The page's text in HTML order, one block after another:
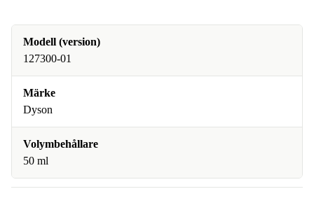
Modell (version)
127300-01
Märke
Dyson
Volymbehållare
50 ml